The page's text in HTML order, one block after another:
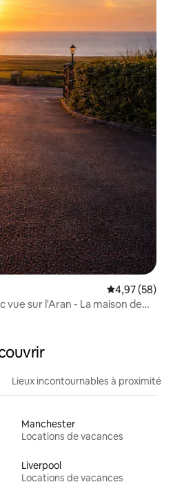
Évaluation
4,97 (58)
vue sur l'Aran - La maison de
Lieux incontournables à proximité
Manchester
Locations de vacances
Liverpool
Locations de vacances